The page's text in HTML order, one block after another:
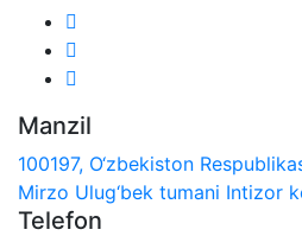
Manzil
100197, O‘zbekiston
Mirzo Ulug‘bek tumani Intizor
Telefon